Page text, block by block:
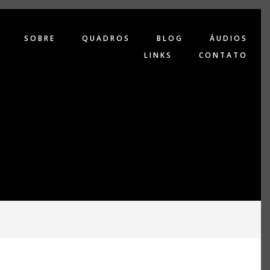
SOBRE QUADROS BLOG
ÁUDIOS
LINKS
CONTATO